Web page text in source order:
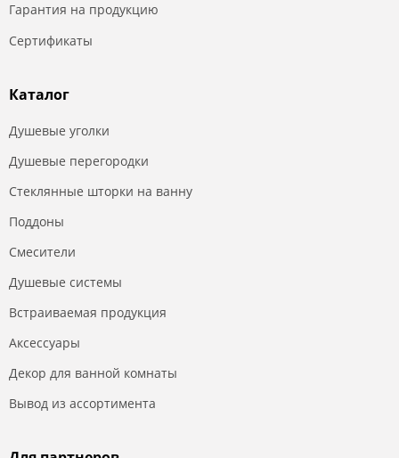
Гарантия на продукцию
Сертификаты
Каталог
Душевые уголки
Душевые перегородки
Стеклянные шторки на ванну
Поддоны
Смесители
Душевые системы
Встраиваемая продукция
Аксессуары
Декор для ванной комнаты
Вывод из ассортимента